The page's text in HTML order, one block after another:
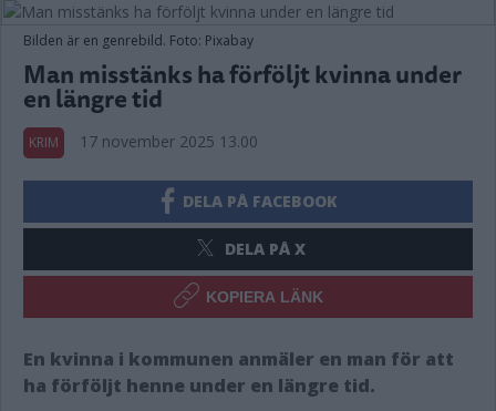
Bilden är en genrebild. Foto: Pixabay
Man misstänks ha förföljt kvinna under
en längre tid
KRIM 17 november 2025 13.00
DELA PÅ FACEBOOK
DELA PÅ X
KOPIERA LÄNK
En kvinna i kommunen anmäler en man för att
ha förföljt henne under en längre tid.